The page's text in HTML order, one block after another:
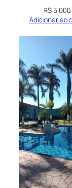
R$
Adicionar ao